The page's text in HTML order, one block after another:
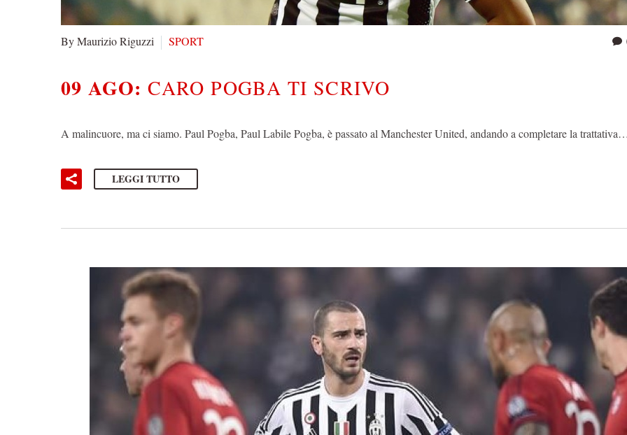
By Maurizio Riguzzi SPORT
09 AGO:CARO POGBA TI SCRIVO
A malincuore, ma ci siamo. Paul Pogba, Paul Labile Pogba, è passato al Manchester United, andando a completare la trattativa…
LEGGI TUTTO